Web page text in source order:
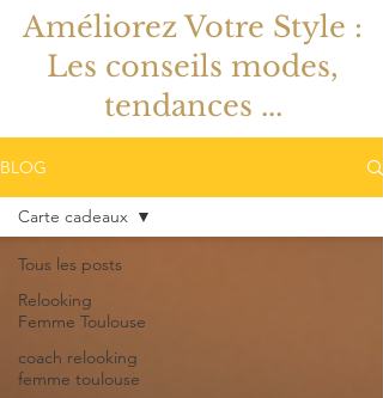
Améliorez Votre Style :
Les conseils modes,
tendances ...
BLOG
Tous les posts
Relooking
Femme Toulouse
coach relooking
femme toulouse
Carte cadeaux